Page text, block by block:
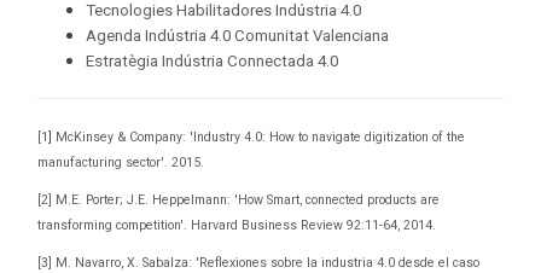
Tecnologies Habilitadores Indústria 4.0
Agenda Indústria 4.0 Comunitat Valenciana
Estratègia Indústria Connectada 4.0
[1
McKinsey & Company: 'Industry 4.0: How to navigate digitization of the
manufacturing sector'. 2015.
[2]
M.E. Porter; J.E. Heppelmann: 'How Smart, connected products are
transforming competition'. Harvard Business Review 92:11-64, 2014.
[3]
M. Navarro, X. Sabalza: 'Reflexiones sobre la industria 4.0 desde el caso